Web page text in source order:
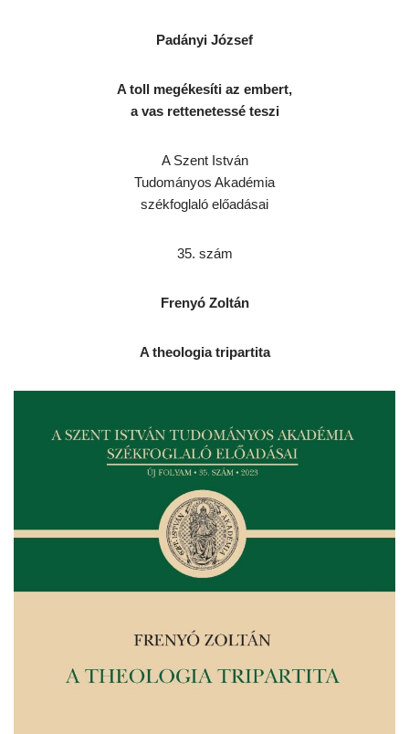
Padányi József
A toll megékesíti az embert,
a vas rettenetessé teszi
A Szent István
Tudományos Akadémia
székfoglaló előadásai
35. szám
Frenyó Zoltán
A theologia tripartita